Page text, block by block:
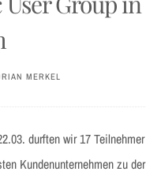
MERKEL
durften wir 17
Kundenunternehmen zu